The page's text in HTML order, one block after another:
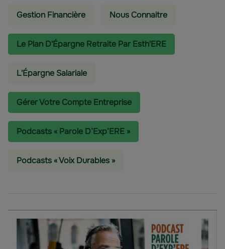
Gestion Financière Nous Connaitre
Le Plan D'Épargne Retraite Par Esth'ERE
L'épargne Salariale
Gérer Votre Compte Entreprise
Podcasts « Parole D’Exp’ERE »
Podcasts « Voix Durables »